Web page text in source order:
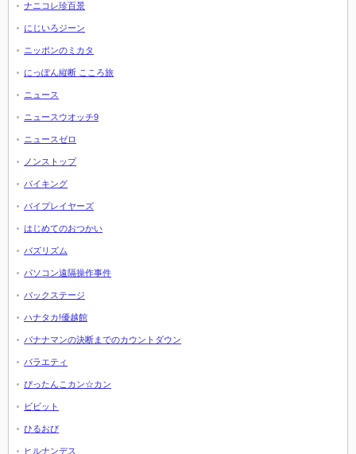
ナニコレ珍百景
にじいろジーン
ニッポンのミカタ
にっぽん縦断 こころ旅
ニュース
ニュースウオッチ9
ニュースゼロ
ノンストップ
バイキング
バイプレイヤーズ
はじめてのおつかい
バズリズム
パソコン遠隔操作事件
バックステージ
ハナタカ!優越館
バナナマンの決断までのカウントダウン
バラエティ
ぴったんこカン☆カン
ビビット
ひるおび
ヒルナンデス